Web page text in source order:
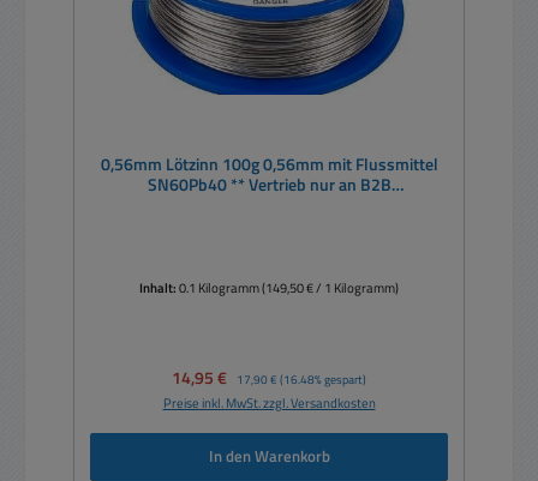
0,56mm Lötzinn 100g 0,56mm mit Flussmittel
SN60Pb40 ** Vertrieb nur an B2B
Inhalt:0.1 Kilogramm(149,50 € / 1 Kilogramm)
Verkaufspreis:
14,95 € Regulärer Preis:
17,90 € (16.48% gespart)
Preise inkl. MwSt. zzgl. Versandkosten
In den Warenkorb